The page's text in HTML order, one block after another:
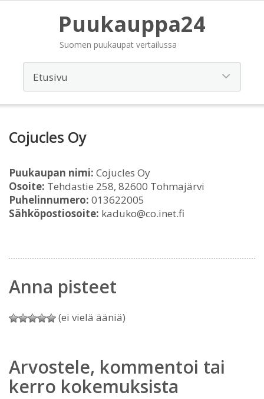
Puukauppa24
Suomen puukaupat vertailussa
Cojucles Oy
Puukaupan nimi: Cojucles Oy
Osoite: Tehdastie 258, 82600 Tohmajärvi
Puhelinnumero: 013622005
Sähköpostiosoite: kaduko@co.inet.fi
Anna pisteet
(ei vielä ääniä)
Arvostele, kommentoi tai
kerro kokemuksista